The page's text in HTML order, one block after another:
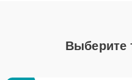
Выберите